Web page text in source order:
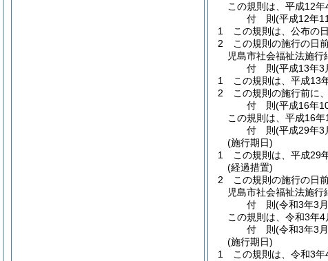
この規則は、平成12年
付 則(平成12年
1
この規則は、公布の
2
この規則の施行の日
児島市社会福祉法施行
付 則(平成13年3
1
この規則は、平成13
2
この規則の施行前に
付 則(平成16年
この規則は、平成16年
付 則(平成29年3
(施行期日)
1
この規則は、平成29
(経過措置)
2
この規則の施行の日
児島市社会福祉法施行
付 則(令和3年3
この規則は、令和3年4
付 則(令和3年3
(施行期日)
1
この規則は、令和3年